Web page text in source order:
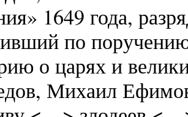
1649 года,
по
о царях и
Михаил